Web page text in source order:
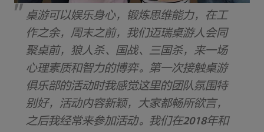
桌游可以娱乐身心，锻炼思维能力，在工
作之余，周末之前，我们迈瑞桌游人会同
聚桌前，狼人杀、国战、三国杀，来一场
心理素质和智力的博弈。第一次接触桌游
俱乐部的活动时我感觉这里的团队氛围特
别好，活动内容新颖，大家都畅所欲言，
之后我经常来参加活动。我们在2018年和